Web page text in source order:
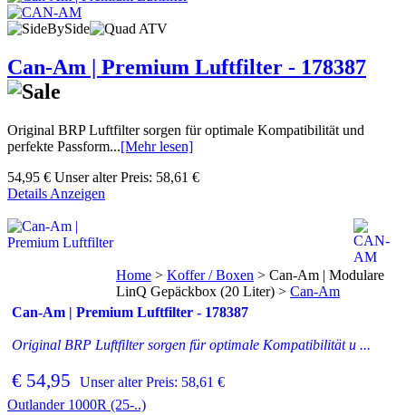
Can-Am | Premium Luftfilter - 178387
Original BRP Luftfilter sorgen für optimale Kompatibilität und
perfekte Passform...[Mehr lesen]
54,95 € Unser alter Preis: 58,61 €
Details Anzeigen
Can-Am | Premium Luftfilter - 178387
Original BRP Luftfilter sorgen für optimale Kompatibilität u ...
€ 54,95 Unser alter Preis: 58,61 €
Home > Koffer / Boxen > Can-Am | Modulare
LinQ Gepäckbox (20 Liter) > Can-Am
Outlander 1000R (25-..)